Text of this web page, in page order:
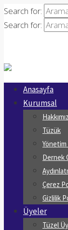
Search for:
Search for:
Anasayfa
Kurumsal
Tüzük
Yönetim
Dernek
Çerez
Gizlilik
Üyeler
Tüzel